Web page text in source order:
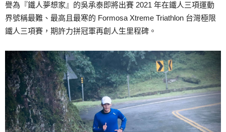
譽為『鐵人夢想家』的吳承泰即將出賽 2021 年在鐵人三項運動
界號稱最難、最高且最寒的 Formosa Xtreme Triathlon 台灣極限
鐵人三項賽，期許力拼冠軍再創人生里程碑。